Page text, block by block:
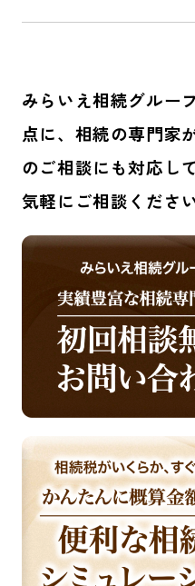
みらいえ相続グルー
点に、 相続の専門家
のご相談にも対応し
気軽にご相談ください